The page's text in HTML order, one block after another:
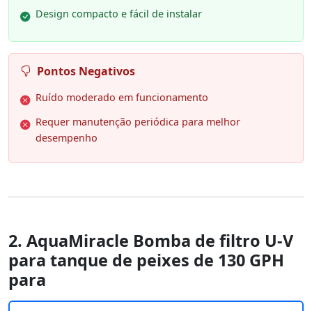
Design compacto e fácil de instalar
Pontos Negativos
Ruído moderado em funcionamento
Requer manutenção periódica para melhor
desempenho
2. AquaMiracle Bomba de filtro U-V
para tanque de peixes de 130 GPH
para